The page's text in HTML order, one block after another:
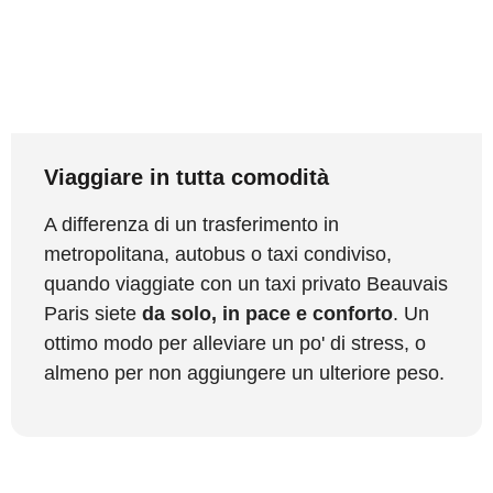
Viaggiare in tutta comodità
A differenza di un trasferimento in
metropolitana, autobus o taxi condiviso,
quando viaggiate con un taxi privato Beauvais
Paris siete da solo, in pace e conforto. Un
ottimo modo per alleviare un po' di stress, o
almeno per non aggiungere un ulteriore peso.